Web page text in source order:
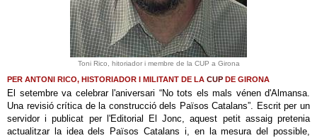
Toni Rico, hitoriador i membre de la CUP a Girona
PER ANTONI RICO, HISTORIADOR I MILITANT DE LA CUP DE GIRONA
El setembre va celebrar l'aniversari “No tots els mals vénen d'Almansa.
Una revisió crítica de la construcció dels Països Catalans”. Escrit per un
servidor i publicat per l'Editorial El Jonc, aquest petit assaig pretenia
actualitzar la idea dels Països Catalans i, en la mesura del possible,